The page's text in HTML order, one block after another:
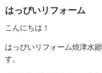
はっぴいリフォーム
こんにちは！
はっぴいリフォーム焼津水
す。